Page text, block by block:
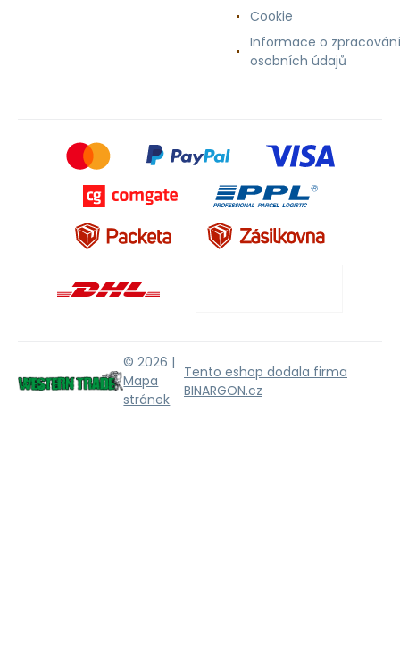
Cookie
Informace o zpracování
osobních údajů
© 2026 |
Mapa
stránek
Tento eshop dodala firma
BINARGON.cz